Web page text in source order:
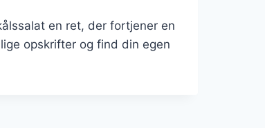
en ret, der fortjener en
opskrifter og find din egen